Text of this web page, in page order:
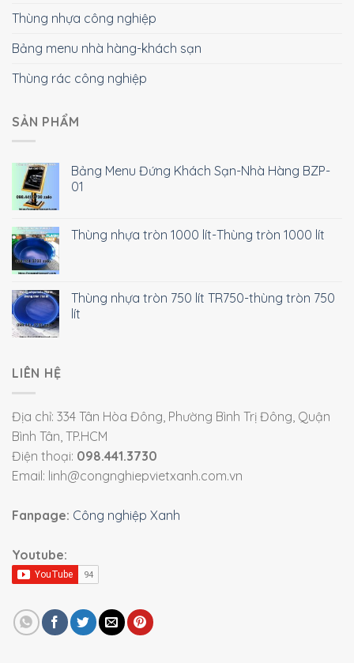
Thùng nhựa công nghiệp
Bảng menu nhà hàng-khách sạn
Thùng rác công nghiệp
SẢN PHẨM
Bảng Menu Đứng Khách Sạn-Nhà Hàng BZP-
01
Thùng nhựa tròn 1000 lít-Thùng tròn 1000 lít
Thùng nhựa tròn 750 lít TR750-thùng tròn 750
lít
LIÊN HỆ
Địa chỉ: 334 Tân Hòa Đông, Phường Bình Trị Đông, Quận
Bình Tân, TP.HCM
Điện thoại: 098.441.3730
Email: linh@congnghiepvietxanh.com.vn
Fanpage: Công nghiệp Xanh
Youtube: